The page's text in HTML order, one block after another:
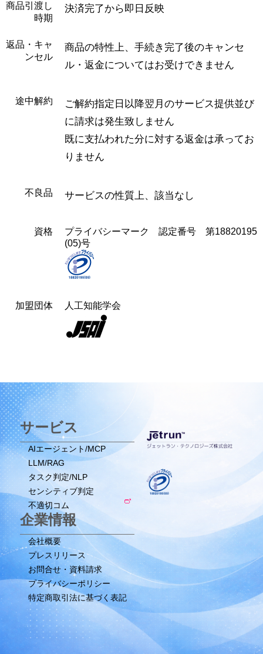
商品引渡し
時期
決済完了から即日反映
返品・キャ
ンセル
商品の特性上、手続き完了後のキャンセ
ル・返金についてはお受けできません
途中解約
ご解約指定日以降翌月のサービス提供並び
に請求は発生致しません
既に支払われた分に対する返金は承ってお
りません
不良品 サービスの性質上、該当なし
資格
プライバシーマーク 認定番号 第18820195
(05)号
加盟団体 人工知能学会
サービス
AIエージェント/MCP
LLM/RAG
タスク判定/NLP
センシティブ判定
不適切コム
企業情報
会社概要
プレスリリース
お問合せ・資料請求
プライバシーポリシー
特定商取引法に基づく表記